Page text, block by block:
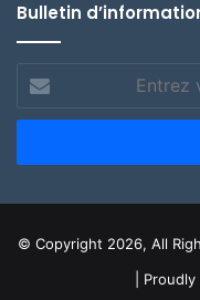
Bulletin
votre
adresse
© Copyright 2026, All
|